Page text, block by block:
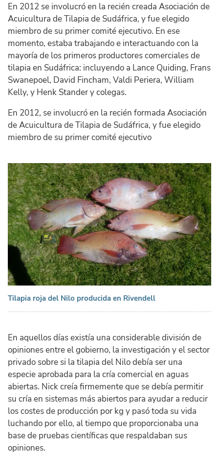
En 2012 se involucró en la recién creada Asociación de
Acuicultura de Tilapia de Sudáfrica, y fue elegido
miembro de su primer comité ejecutivo. En ese
momento, estaba trabajando e interactuando con la
mayoría de los primeros productores comerciales de
tilapia en Sudáfrica: incluyendo a Lance Quiding, Frans
Swanepoel, David Fincham, Valdi Periera, William
Kelly, y Henk Stander y colegas.
En 2012, se involucró en la recién formada Asociación
de Acuicultura de Tilapia de Sudáfrica, y fue elegido
miembro de su primer comité ejecutivo
Tilapia roja del Nilo producida en Rivendell
En aquellos días existía una considerable división de
opiniones entre el gobierno, la investigación y el sector
privado sobre si la tilapia del Nilo debía ser una
especie aprobada para la cría comercial en aguas
abiertas. Nick creía firmemente que se debía permitir
su cría en sistemas más abiertos para ayudar a reducir
los costes de producción por kg y pasó toda su vida
luchando por ello, al tiempo que proporcionaba una
base de pruebas científicas que respaldaban sus
opiniones.